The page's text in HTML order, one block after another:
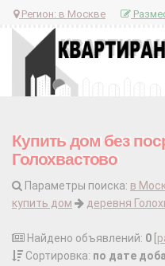
Регион: в Москве
Купить дом без
Голохвастово
Параметры поиска: в
купить дом
деревня
Найдено объявлений: 0
Сортировка: по дате